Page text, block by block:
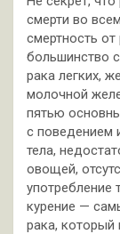
смерти во
смертность
большинство
рака легких,
молочной
пятью
с поведением
тела,
овощей,
употребление
курение —
рака, который